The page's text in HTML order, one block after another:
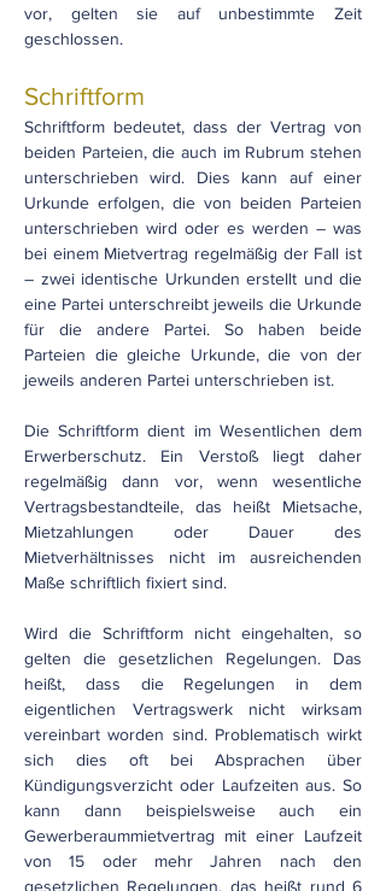
vor, gelten sie auf unbestimmte Zeit
geschlossen.
Schriftform
Schriftform bedeutet, dass der Vertrag von
beiden Parteien, die auch im Rubrum stehen
unterschrieben wird. Dies kann auf einer
Urkunde erfolgen, die von beiden Parteien
unterschrieben wird oder es werden – was
bei einem Mietvertrag regelmäßig der Fall ist
– zwei identische Urkunden erstellt und die
eine Partei unterschreibt jeweils die Urkunde
für die andere Partei. So haben beide
Parteien die gleiche Urkunde, die von der
jeweils anderen Partei unterschrieben ist.
Die Schriftform dient im Wesentlichen dem
Erwerberschutz. Ein Verstoß liegt daher
regelmäßig dann vor, wenn wesentliche
Vertragsbestandteile, das heißt Mietsache,
Mietzahlungen oder Dauer des
Mietverhältnisses nicht im ausreichenden
Maße schriftlich fixiert sind.
Wird die Schriftform nicht eingehalten, so
gelten die gesetzlichen Regelungen. Das
heißt, dass die Regelungen in dem
eigentlichen Vertragswerk nicht wirksam
vereinbart worden sind. Problematisch wirkt
sich dies oft bei Absprachen über
Kündigungsverzicht oder Laufzeiten aus. So
kann dann beispielsweise auch ein
Gewerberaummietvertrag mit einer Laufzeit
von 15 oder mehr Jahren nach den
gesetzlichen Regelungen, das heißt rund 6